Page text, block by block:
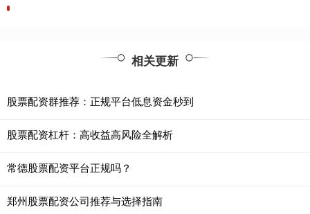
相关更新
股票配资群推荐：正规平台低息资金秒到
股票配资杠杆：高收益高风险全解析
常德股票配资平台正规吗？
郑州股票配资公司推荐与选择指南